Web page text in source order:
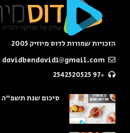
הזכויות שמורות לדוס מיוזיק 2005
+97 2542520525
סיכום שנת תשפ"ה